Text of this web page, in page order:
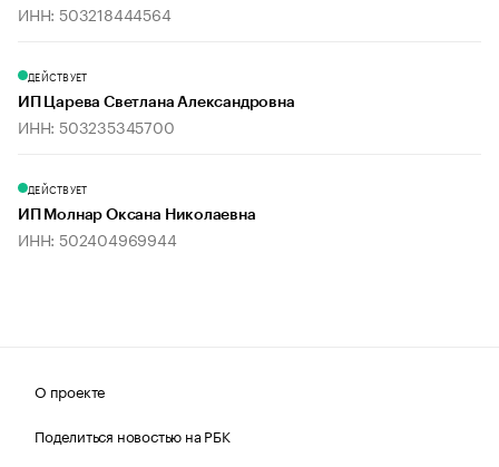
ИНН: 503218444564
ДЕЙСТВУЕТ
ИП Царева Светлана Александровна
ИНН: 503235345700
ДЕЙСТВУЕТ
ИП Молнар Оксана Николаевна
ИНН: 502404969944
О проекте
Поделиться новостью на РБК